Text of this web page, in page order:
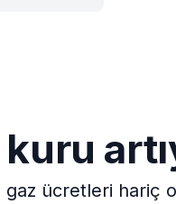
ücretleri hariç